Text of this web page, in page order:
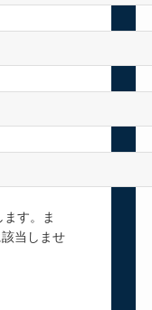
す。ま
当しませ